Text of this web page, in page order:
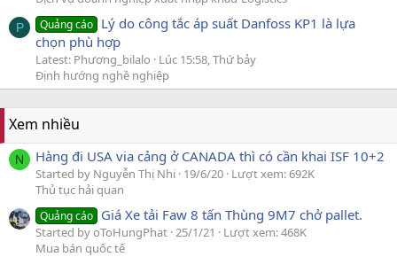
P Quảng cáo Lý do công tắc áp suất Danfoss KP1 là lựa
chọn phù hợp
Latest: Phương_bilalo
Lúc 15:58, Thứ bảy
Định hướng nghề nghiệp
Xem nhiều
N Hàng đi USA via cảng ở CANADA thì có cần khai ISF 10+2
Started by Nguyễn Thị Nhi 19/6/20 Lượt xem: 692K
Thủ tục hải quan
Quảng cáo Giá Xe tải Faw 8 tấn Thùng 9M7 chở pallet.
Started by oToHungPhat 25/1/21
Lượt xem: 468K
Mua bán quốc tế